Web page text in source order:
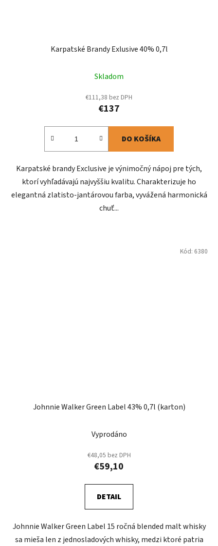
Karpatské Brandy Exlusive 40% 0,7l
Skladom
€111,38 bez DPH
€137
DO KOŠÍKA
Karpatské brandy Exclusive je výnimočný nápoj pre tých,
ktorí vyhľadávajú najvyššiu kvalitu. Charakterizuje ho
elegantná zlatisto-jantárovou farba, vyvážená harmonická
chuť...
Johnnie Walker Green Label 43% 0,7l (karton)
Vyprodáno
€48,05 bez DPH
€59,10
DETAIL
Johnnie Walker Green Label 15 ročná blended malt whisky
sa mieša len z jednosladových whisky, medzi ktoré patria
Kód: 6380